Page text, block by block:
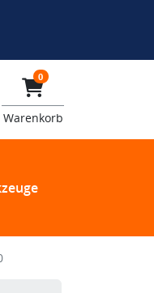
0
Warenkorb